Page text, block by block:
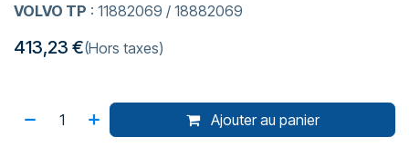
VOLVO TP : 11882069 / 18882069
413,23 €(Hors taxes)
Ajouter au panier